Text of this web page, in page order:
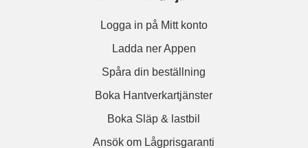
Logga in på Mitt konto
Ladda ner Appen
Spåra din beställning
Boka Hantverkartjänster
Boka Släp & lastbil
Ansök om Lågprisgaranti